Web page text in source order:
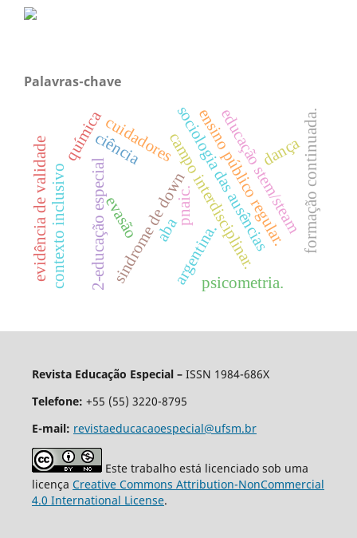
Palavras-chave
ciência campo interdisciplinar.
2-educação especialsindrome de downsociologia das ausências
ensino público regular.
educação stem/steam
argentina.
dança
pnaic.
evasão formação continuada.
química
aba
cuidadores
contexto inclusivo psicometria.
evidência de validade
Revista Educação Especial – ISSN 1984-686X
Telefone: +55 (55) 3220-8795
E-mail: revistaeducacaoespecial@ufsm.br
Este trabalho está licenciado sob uma
licença Creative Commons Attribution-NonCommercial
4.0 International License.